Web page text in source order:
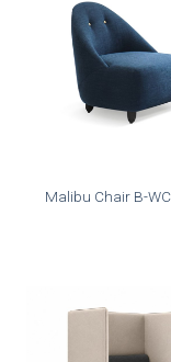
Malibu Chair B-